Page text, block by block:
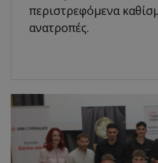
περιστρεφόμενα
ανατροπές.